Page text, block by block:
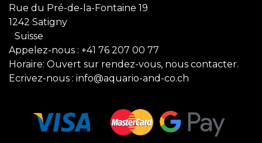
Rue du Pré-de-la-Fontaine 19
1242 Satigny
Suisse
Appelez-nous : +41 76 207 00 77
Horaire: Ouvert sur rendez-vous, nous contacter.
Ecrivez-nous : info@aquario-and-co.ch